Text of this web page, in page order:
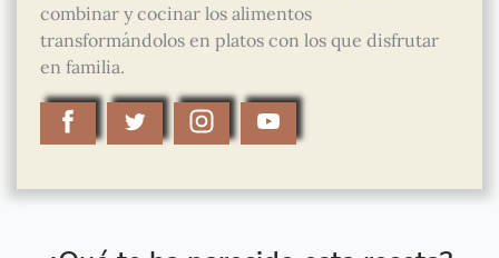
combinar y cocinar los alimentos
transformándolos en platos con los que disfrutar
en familia.